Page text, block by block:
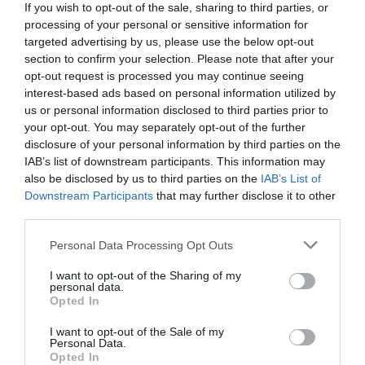
If you wish to opt-out of the sale, sharing to third parties, or
processing of your personal or sensitive information for
targeted advertising by us, please use the below opt-out
section to confirm your selection. Please note that after your
opt-out request is processed you may continue seeing
interest-based ads based on personal information utilized by
us or personal information disclosed to third parties prior to
your opt-out. You may separately opt-out of the further
disclosure of your personal information by third parties on the
IAB’s list of downstream participants. This information may
also be disclosed by us to third parties on the IAB’s List of
Downstream Participants that may further disclose it to other
Please note that this website/app uses one or more Google
not limited to your visit or usage behaviour. You may click to
grant or deny consent to Google and its third-party tags to
use your data for below specified purposes in below Google
consent section.
Personal Data Processing Opt Outs
I want to opt-out of the Sharing of my
personal data.
Opted In
I want to opt-out of the Sale of my
Personal Data.
Opted In
Kevesebb bosszantó reklám lesz a YouTube-on
Ezek voltak a legnézettebb mozifilmek, ennyi pénzt
hoztak
netflix rezsi streaming munka felmérés